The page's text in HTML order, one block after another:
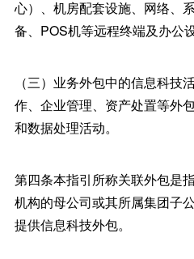
心）、机房配套设施、网络、
备、POS机等远程终端及办公
（三）业务外包中的信息科技
作、企业管理、资产处置等外
和数据处理活动。
第四条本指引所称关联外包是
机构的母公司或其所属集团子
提供信息科技外包。